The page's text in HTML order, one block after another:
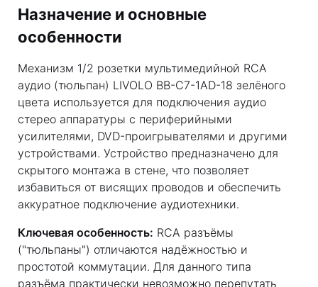
Назначение и основные
особенности
Механизм 1/2 розетки мультимедийной RCA
аудио (тюльпан) LIVOLO BB-C7-1AD-18 зелёного
цвета используется для подключения аудио
стерео аппаратуры с периферийными
усилителями, DVD-проигрывателями и другими
устройствами. Устройство предназначено для
скрытого монтажа в стене, что позволяет
избавиться от висящих проводов и обеспечить
аккуратное подключение аудиотехники.
Ключевая особенность: RCA разъёмы
("тюльпаны") отличаются надёжностью и
простотой коммутации. Для данного типа
разъёма практически невозможно перепутать